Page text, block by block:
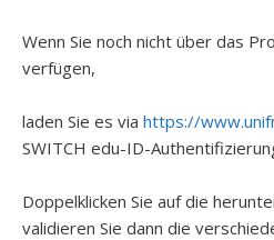
Wenn Sie noch nicht über das
verfügen,
laden Sie es via https://
SWITCH edu-ID-
Doppelklicken Sie auf die
validieren Sie dann die